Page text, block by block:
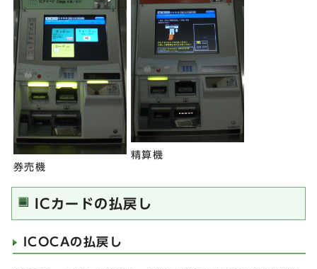
券売機
精算機
ICカードの払戻し
ICOCAの払戻し